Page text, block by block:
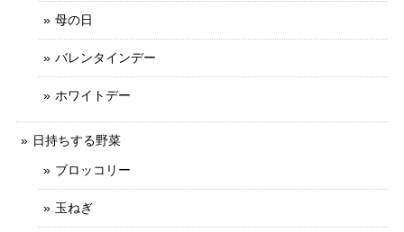
母の日
バレンタインデー
ホワイトデー
日持ちする野菜
ブロッコリー
玉ねぎ